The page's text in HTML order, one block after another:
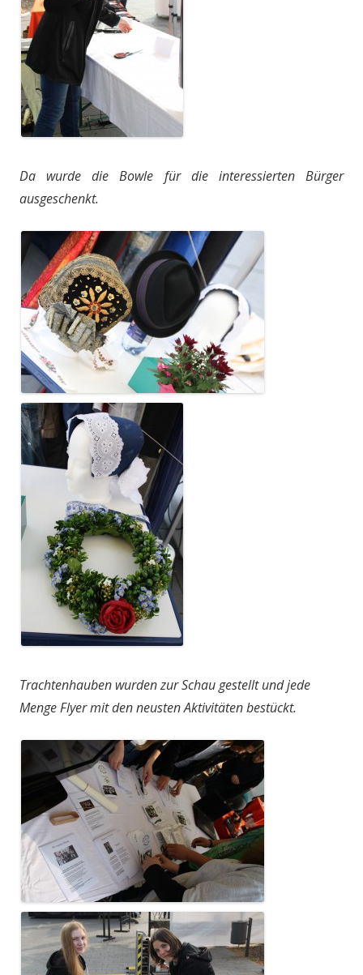
Da wurde die Bowle für die interessierten Bürger
ausgeschenkt.
Trachtenhauben wurden zur Schau gestellt und jede
Menge Flyer mit den neusten Aktivitäten bestückt.